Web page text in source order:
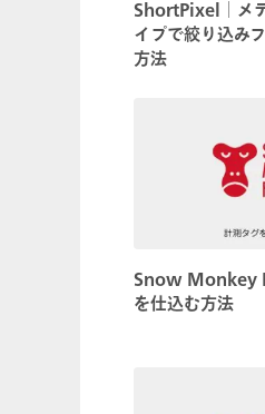
ShortPixel│メデ
イプで絞り込み
方法
Snow Monkey
を仕込む方法